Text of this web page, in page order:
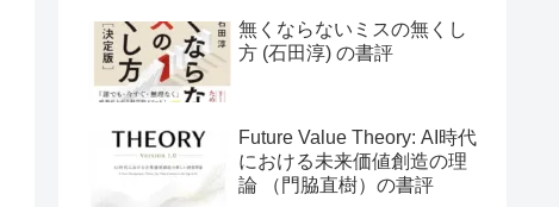
無くならないミスの無くし
方 (石田淳) の書評
Future Value Theory: AI時代
における未来価値創造の理
論 （門脇直樹）の書評